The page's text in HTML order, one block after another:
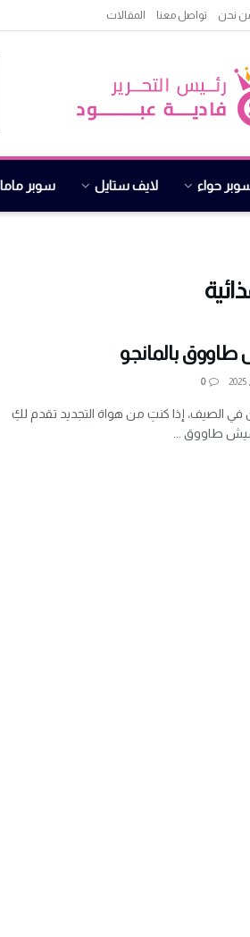
نحن تواصل معنا المقالات
حواء لايف ستايل سوبر ماما
بالمانجو
0
في الصيف، إذا كنتِ من هواة التجديد تقدم لكِ
طاووق ...